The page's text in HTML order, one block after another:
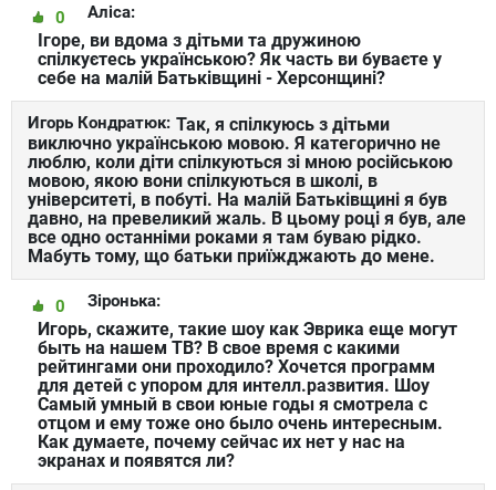
Аліса:
0
Ігоре, ви вдома з дітьми та дружиною
спілкуєтесь українською? Як часть ви буваєте у
себе на малій Батьківщині - Херсонщині?
Игорь Кондратюк: Так, я спілкуюсь з дітьми
виключно українською мовою. Я категорично не
люблю, коли діти спілкуються зі мною російською
мовою, якою вони спілкуються в школі, в
університеті, в побуті. На малій Батьківщині я був
давно, на превеликий жаль. В цьому році я був, але
все одно останніми роками я там буваю рідко.
Мабуть тому, що батьки приїжджають до мене.
Зіронька:
0
Игорь, скажите, такие шоу как Эврика еще могут
быть на нашем ТВ? В свое время с какими
рейтингами они проходило? Хочется программ
для детей с упором для интелл.развития. Шоу
Самый умный в свои юные годы я смотрела с
отцом и ему тоже оно было очень интересным.
Как думаете, почему сейчас их нет у нас на
экранах и появятся ли?